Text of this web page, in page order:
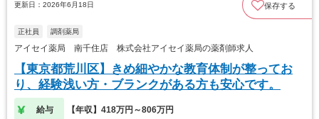
更新日：2026年6月18日 保存する
正社員 調剤薬局
アイセイ薬局 南千住店 株式会社アイセイ薬局の薬剤師求人
【東京都荒川区】きめ細やかな教育体制が整ってお
り、経験浅い方・ブランクがある方も安心です。
給与 【年収】418万円～806万円